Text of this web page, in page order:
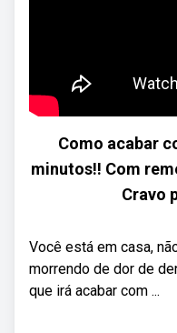
Como acabar
minutos!! Com
Cravo
Você está em casa,
morrendo de dor de
que irá acabar com ...